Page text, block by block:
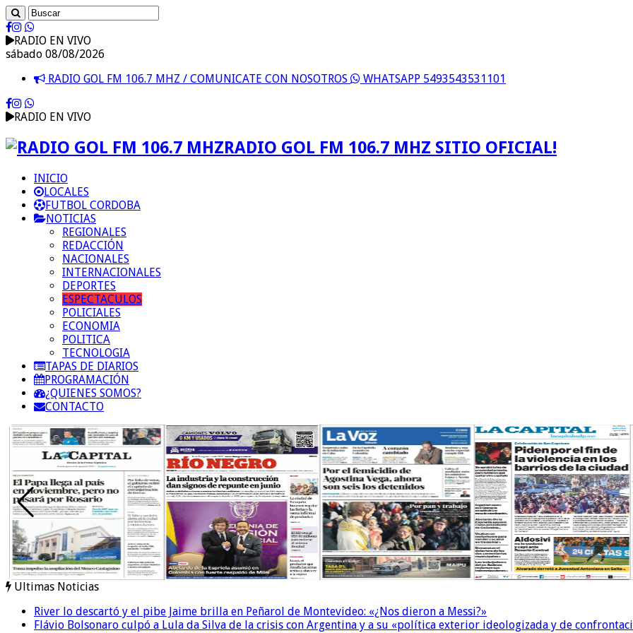
RADIO EN VIVO
sábado 08/08/2026
RADIO GOL FM 106.7 MHZ / COMUNICATE CON NOSOTROS
WHATSAPP 5493543531101
RADIO EN VIVO
RADIO GOL FM 106.7 MHZ SITIO OFICIAL!
INICIO
LOCALES
FUTBOL CORDOBA
NOTICIAS
REGIONALES
REDACCIÓN
NACIONALES
INTERNACIONALES
DEPORTES
ESPECTACULOS
POLICIALES
ECONOMIA
POLITICA
TECNOLOGIA
TAPAS DE DIARIOS
PROGRAMACIÓN
¿QUIENES SOMOS?
CONTACTO
Ultimas Noticias
River lo descartó y el pibe Jaime brilla en Peñarol de Montevideo: «¿Nos dieron a Messi?»
Flávio Bolsonaro culpó a Lula da Silva de la crisis con Argentina y a su «política exterior ideologizada y de